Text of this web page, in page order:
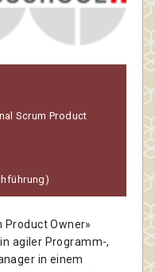
Scrum Product
Product Owner»
agiler Programm-,
in einem